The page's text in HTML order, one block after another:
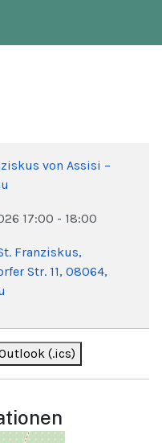
von Assisi –
17:00 - 18:00
Franziskus,
Str. 11, 08064,
(.ics)